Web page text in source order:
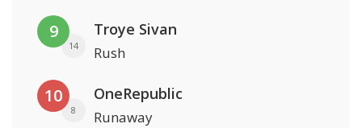
9
14
Troye Sivan
Rush
10
8
OneRepublic
Runaway